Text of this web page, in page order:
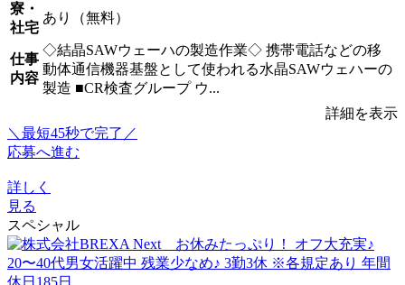
寮・
社宅
あり（無料）
仕事
内容
◇結晶SAWウェーハの製造作業◇ 携帯電話などの移
動体通信機器基盤として使われる水晶SAWウェハーの
製造 ■CR検査グループ ウ...
詳細を表示
＼最短45秒で完了／
応募へ進む
詳しく
見る
スペシャル